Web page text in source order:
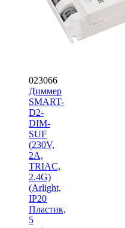
023066
Диммер
SMART-
D2-
DIM-
SUF
(230V,
2A,
TRIAC,
2.4G)
(Arlight,
IP20
Пластик,
5